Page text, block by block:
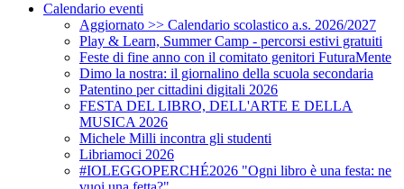
Calendario eventi
Aggiornato >> Calendario scolastico a.s. 2026/2027
Play & Learn, Summer Camp - percorsi estivi gratuiti
Feste di fine anno con il comitato genitori FuturaMente
Dimo la nostra: il giornalino della scuola secondaria
Patentino per cittadini digitali 2026
FESTA DEL LIBRO, DELL'ARTE E DELLA
MUSICA 2026
Michele Milli incontra gli studenti
Libriamoci 2026
#IOLEGGOPERCHÉ2026 "Ogni libro è una festa: ne